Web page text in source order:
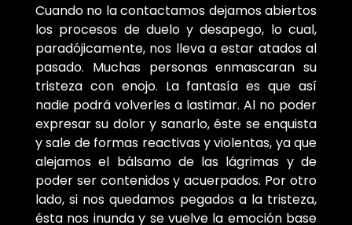
Cuando no la contactamos dejamos abiertos
los procesos de duelo y desapego, lo cual,
paradójicamente, nos lleva a estar atados al
pasado. Muchas personas enmascaran su
tristeza con enojo. La fantasía es que así
nadie podrá volverles a lastimar. Al no poder
expresar su dolor y sanarlo, éste se enquista
y sale de formas reactivas y violentas, ya que
alejamos el bálsamo de las lágrimas y de
poder ser contenidos y acuerpados. Por otro
lado, si nos quedamos pegados a la tristeza,
ésta nos inunda y se vuelve la emoción base